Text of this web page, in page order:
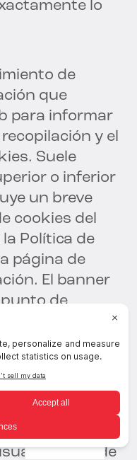
lo
de
que
para informar
y el
Suele
o inferior
un breve
cookies del
Política de
página de
El banner
de
y
esencial
de
el permiso
antes de
Spanish